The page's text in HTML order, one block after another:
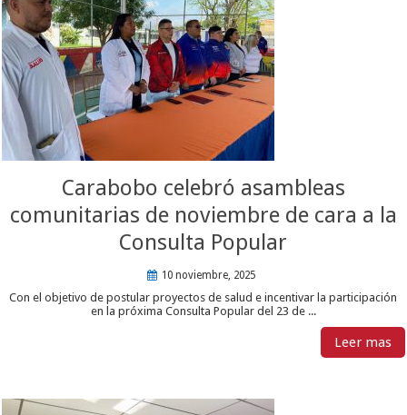
Carabobo celebró asambleas
comunitarias de noviembre de cara a la
Consulta Popular
10 noviembre, 2025
Con el objetivo de postular proyectos de salud e incentivar la participación
en la próxima Consulta Popular del 23 de ...
Leer mas